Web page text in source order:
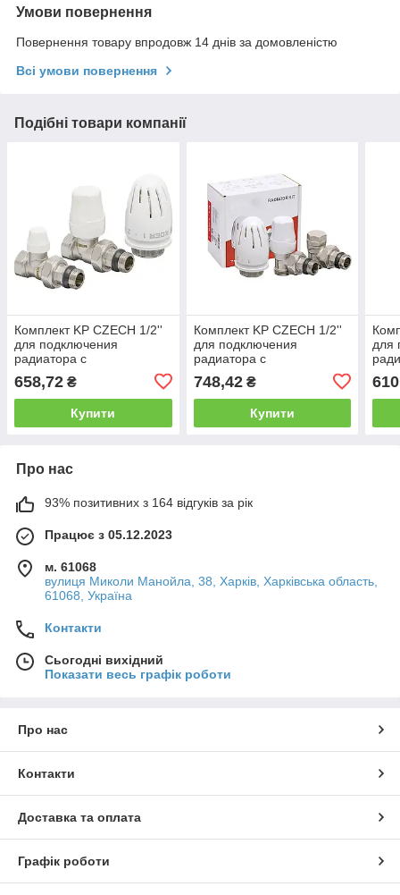
Умови повернення
Повернення товару впродовж 14 днів за домовленістю
Всі умови повернення
Подібні товари компанії
Комплект KP CZECH 1/2''
для подключения
радиатора с
658,72 ₴
Купити
Комплект KP CZECH 1/2''
для подключения
радиатора с
748,42₴
Купити
для
Про нас
93% позитивних з 164 відгуків за рік
Працює з 05.12.2023
м. 61068
вулиця Миколи Манойла, 38, Харків, Харківська область,
61068, Україна
Контакти
Сьогодні вихідний
Показати весь графік роботи
Про нас
Контакти
Доставка та оплата
Графік роботи